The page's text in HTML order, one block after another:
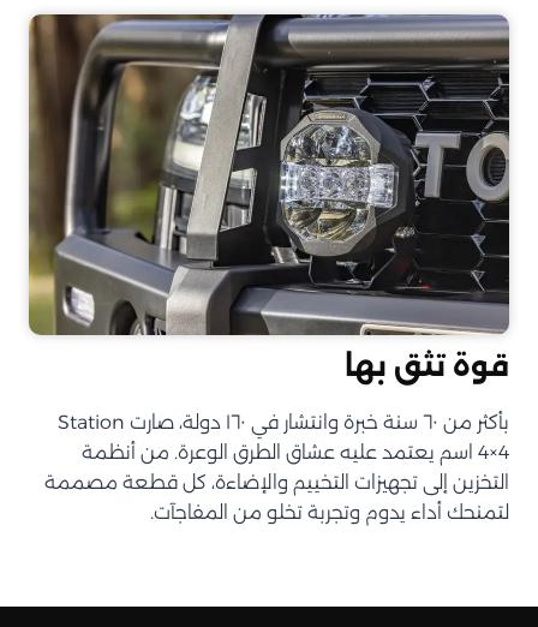
قوة تثق بها
بأكثر من ٦٠ سنة خبرة وانتشار في ١٦٠ دولة، صارت Station
4×4 اسم يعتمد عليه عشاق الطرق الوعرة. من أنظمة
التخزين إلى تجهيزات التخييم والإضاءة، كل قطعة مصممة
لتمنحك أداء يدوم وتجربة تخلو من المفاجآت.